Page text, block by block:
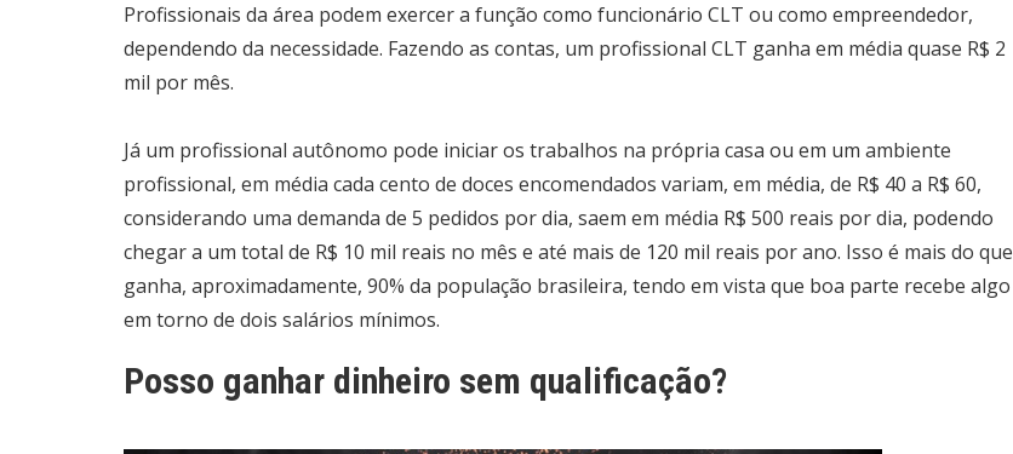
Profissionais da área podem exercer a função como funcionário CLT ou como empreendedor,
dependendo da necessidade. Fazendo as contas, um profissional CLT ganha em média quase R$ 2
mil por mês.
Já um profissional autônomo pode iniciar os trabalhos na própria casa ou em um ambiente
profissional, em média cada cento de doces encomendados variam, em média, de R$ 40 a R$ 60,
considerando uma demanda de 5 pedidos por dia, saem em média R$ 500 reais por dia, podendo
chegar a um total de R$ 10 mil reais no mês e até mais de 120 mil reais por ano. Isso é mais do que
ganha, aproximadamente, 90% da população brasileira, tendo em vista que boa parte recebe algo
em torno de dois salários mínimos.
Posso ganhar dinheiro sem qualificação?